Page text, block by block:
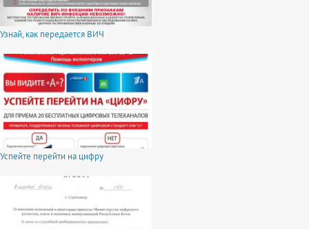
Узнай, как передается ВИЧ
Успейте перейти на цифру